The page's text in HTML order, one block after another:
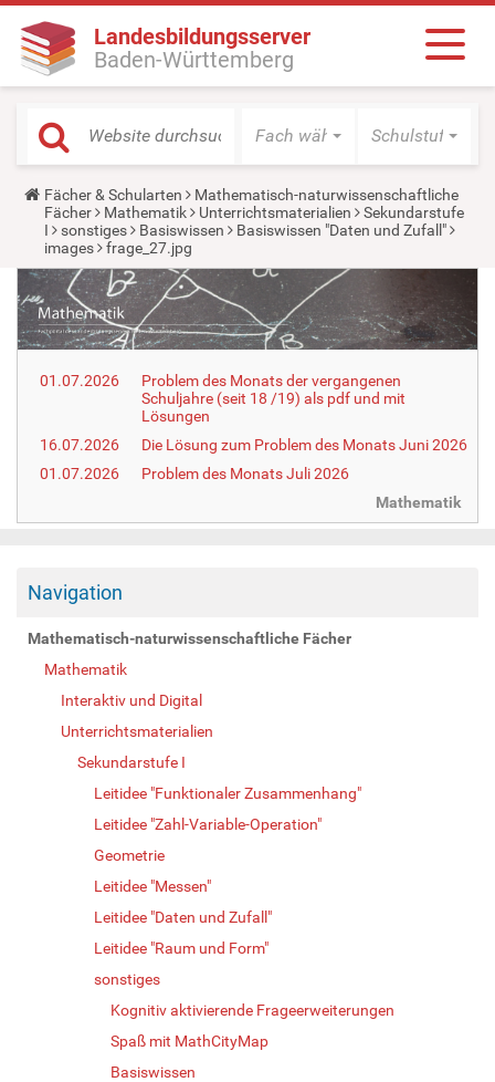
Landesbildungsserver
Baden-Württemberg
Fach wählen Schulstufe
Y
o
u
a
r
e
h
e
r
e
Fächer & Schularten
Mathematisch-naturwissenschaftliche
Fächer
Mathematik Unterrichtsmaterialien
Sekundarstufe
I
sonstiges Basiswissen
Basiswissen "Daten und Zufall"
images
frage_27.jpg
01.07.2026
Problem des Monats der vergangenen
Schuljahre (seit 18 /19) als pdf und mit
Lösungen
16.07.2026
Die Lösung zum Problem des Monats Juni 2026
01.07.2026
Problem des Monats Juli 2026
Mathematik
Navigation
Mathematisch-naturwissenschaftliche Fächer
Mathematik
Interaktiv und Digital
Unterrichtsmaterialien
Sekundarstufe I
Leitidee "Funktionaler Zusammenhang"
Leitidee "Zahl-Variable-Operation"
Geometrie
Leitidee "Messen"
Leitidee "Daten und Zufall"
Leitidee "Raum und Form"
sonstiges
Kognitiv aktivierende Frageerweiterungen
Spaß mit MathCityMap
Basiswissen